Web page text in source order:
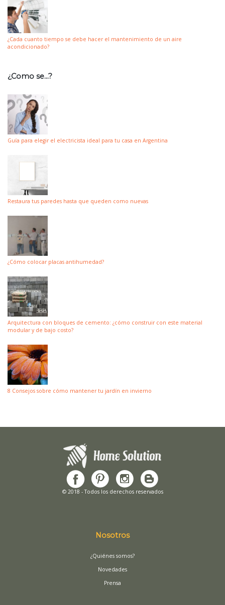
¿Cada cuanto tiempo se debe hacer el mantenimiento de un aire
acondicionado?
¿Como se…?
Guía para elegir el electricista ideal para tu casa en Argentina
Restaura tus paredes hasta que queden como nuevas
¿Cómo colocar placas antihumedad?
Arquitectura con bloques de cemento: ¿cómo construir con este material
modular y de bajo costo?
8 Consejos sobre cómo mantener tu jardín en invierno
© 2018 - Todos los derechos reservados
Nosotros
¿Quiénes somos?
Novedades
Prensa